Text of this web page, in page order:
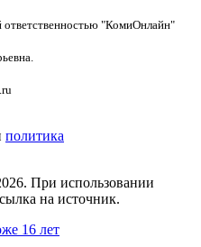
"КомиОнлайн"
политика
При использовании
на источник.
16 лет